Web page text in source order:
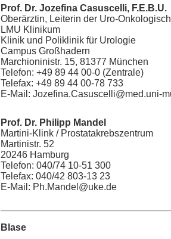
Prof. Dr. Jozefina Casuscelli, F.E.B.U.
Oberärztin, Leiterin der Uro-
LMU Klinikum
Klinik und Poliklinik für Urologie
Campus Großhadern
Marchioninistr. 15, 81377 München
Telefon: +49 89 44 00-0 (Zentrale)
Telefax: +49 89 44 00-78 733
E-Mail: Jozefina.Casuscelli@med.uni-
Prof. Dr. Philipp Mandel
Martini-Klink / Prostatakrebszentrum
Martinistr. 52
20246 Hamburg
Telefon: 040/74 10-51 300
Telefax: 040/42 803-13 23
E-Mail: Ph.Mandel@uke.de
Blase